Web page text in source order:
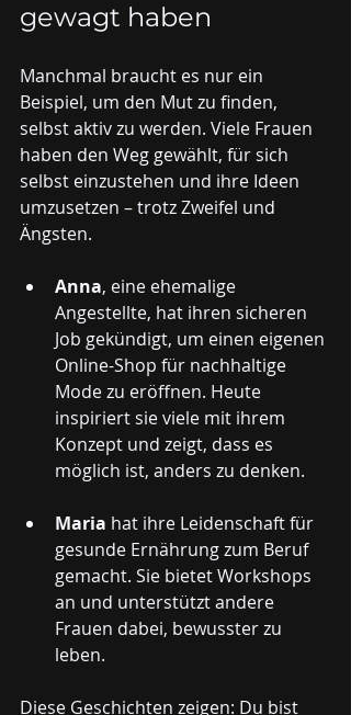
gewagt haben
Manchmal braucht es nur ein
Beispiel, um den Mut zu finden,
selbst aktiv zu werden. Viele Frauen
haben den Weg gewählt, für sich
selbst einzustehen und ihre Ideen
umzusetzen – trotz Zweifel und
Ängsten.
Anna, eine ehemalige
Angestellte, hat ihren sicheren
Job gekündigt, um einen eigenen
Online-Shop für nachhaltige
Mode zu eröffnen. Heute
inspiriert sie viele mit ihrem
Konzept und zeigt, dass es
möglich ist, anders zu denken.
Maria hat ihre Leidenschaft für
gesunde Ernährung zum Beruf
gemacht. Sie bietet Workshops
an und unterstützt andere
Frauen dabei, bewusster zu
leben.
Diese Geschichten zeigen: Du bist